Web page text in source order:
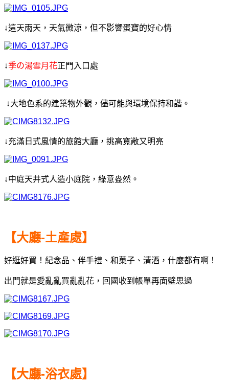
↓這天雨天，天氣微涼，但不影響蛋寶的好心情
↓季の湯雪月花正門入口處
↓大地色系的建築物外觀，儘可能與環境保持和諧。
↓充滿日式風情的旅館大廳，挑高寬敞又明亮
↓中庭天井式人造小庭院，綠意盎然。
【大廳-土產處】
好逛好買！紀念品、伴手禮、和菓子、清酒，什麼都有啊！
出門就是愛亂亂買亂亂花，回國收到帳單再面壁思過
【大廳-浴衣處】